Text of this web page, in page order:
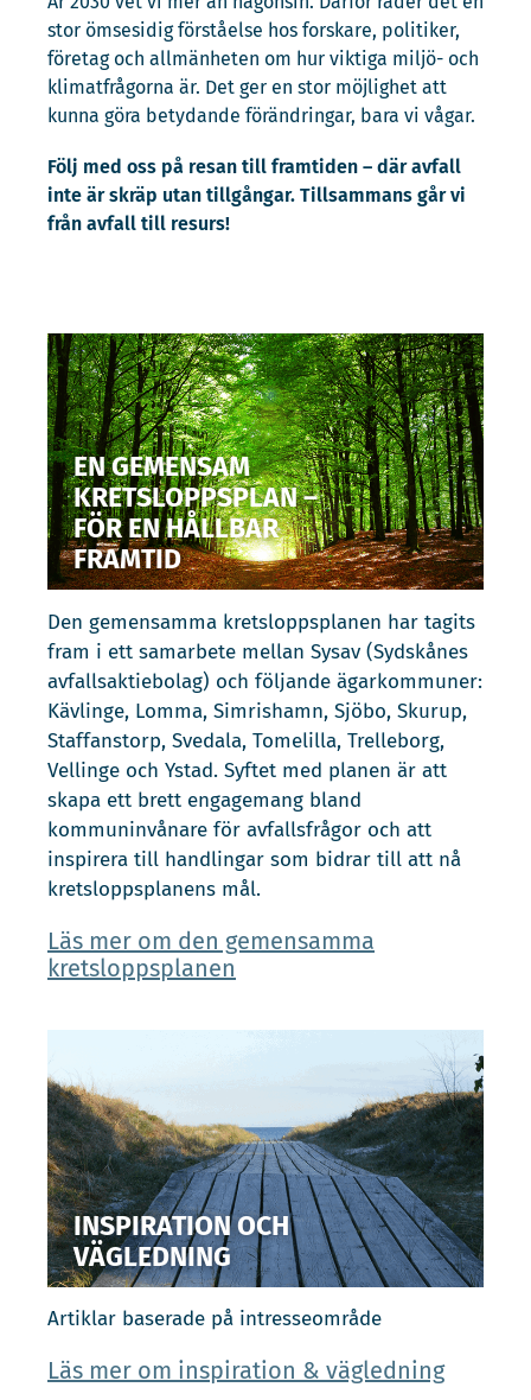
stor ömsesidig förståelse hos forskare, politiker,
företag och allmänheten om hur viktiga miljö- och
klimatfrågorna är. Det ger en stor möjlighet att
kunna göra betydande förändringar, bara vi vågar.
Följ med oss på resan till framtiden – där avfall
inte är skräp utan tillgångar. Tillsammans går vi
från avfall till resurs!
EN GEMENSAM
KRETSLOPPSPLAN –
FÖR EN HÅLLBAR
FRAMTID
Den gemensamma kretsloppsplanen har tagits
fram i ett samarbete mellan Sysav (Sydskånes
avfallsaktiebolag) och följande ägarkommuner:
Kävlinge, Lomma, Simrishamn, Sjöbo, Skurup,
Staffanstorp, Svedala, Tomelilla, Trelleborg,
Vellinge och Ystad. Syftet med planen är att
skapa ett brett engagemang bland
kommuninvånare för avfallsfrågor och att
inspirera till handlingar som bidrar till att nå
kretsloppsplanens mål.
Läs mer om den gemensamma
kretsloppsplanen
INSPIRATION OCH
VÄGLEDNING
Artiklar baserade på intresseområde
Läs mer om inspiration & vägledning